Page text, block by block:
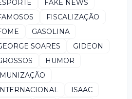
FAKE NEWS
FISCALIZAÇÃO
GASOLINA
SOARES
GIDEON
HUMOR
ISAAC